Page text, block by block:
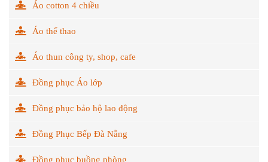
Áo cotton 4 chiều
Áo thể thao
Áo thun công ty, shop, cafe
Đồng phục Áo lớp
Đồng phục bảo hộ lao động
Đồng Phục Bếp Đà Nẵng
Đồng phục buồng phòng